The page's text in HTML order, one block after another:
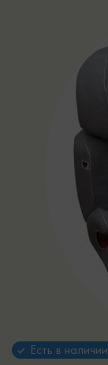
Есть в наличии